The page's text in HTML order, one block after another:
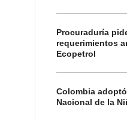
Procuraduría
requerimientos
Ecopetrol
Colombia
Nacional de la